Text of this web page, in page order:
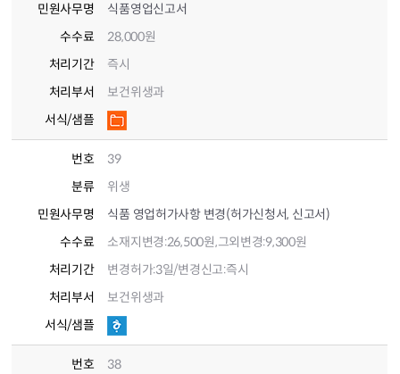
민원사무명
식품영업신고서
수수료
28,000원
처리기간
즉시
처리부서
보건위생과
서식/샘플
번호
39
분류
위생
민원사무명
식품 영업허가사항 변경(허가신청서, 신고서)
수수료
소재지변경:26,500원,그외변경:9,300원
처리기간
변경허가:3일/변경신고:즉시
처리부서
보건위생과
서식/샘플
번호
38